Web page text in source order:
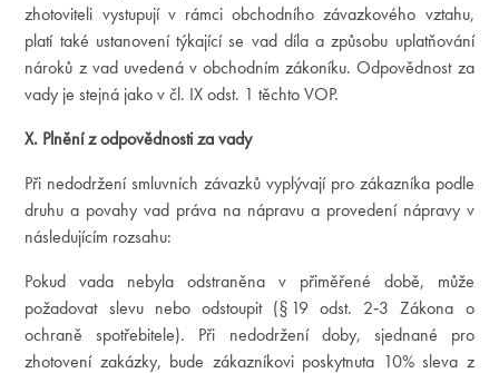
zhotoviteli vystupují v rámci obchodního závazkového vztahu,
platí také ustanovení týkající se vad díla a způsobu uplatňování
nároků z vad uvedená v obchodním zákoníku. Odpovědnost za
vady je stejná jako v čl. IX odst. 1 těchto VOP.
X. Plnění z odpovědnosti za vady
Při nedodržení smluvních závazků vyplývají pro zákazníka podle
druhu a povahy vad práva na nápravu a provedení nápravy v
následujícím rozsahu:
Pokud vada nebyla odstraněna v přiměřené době, může
požadovat slevu nebo odstoupit (§ 19 odst. 2‑3 Zákona o
ochraně spotřebitele). Při nedodržení doby, sjednané pro
zhotovení zakázky, bude zákazníkovi poskytnuta 10% sleva z